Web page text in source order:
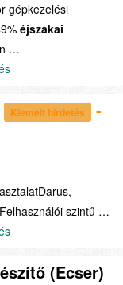
gépkezelési
éjszakai
…
Kiemelt hirdetés
-
szintű …
(Ecser)